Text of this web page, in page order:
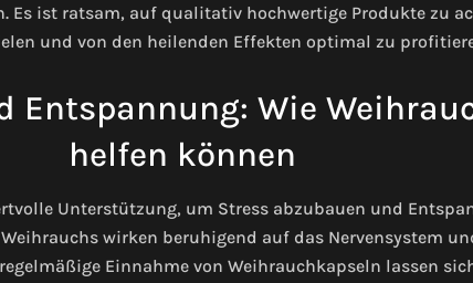
Es ist ratsam, auf qualitativ hochwertige Produkte zu
und von den heilenden Effekten optimal zu
Entspannung: Wie
helfen können
Unterstützung, um Stress abzubauen und
wirken beruhigend auf das Nervensystem
Einnahme von Weihrauchkapseln lassen